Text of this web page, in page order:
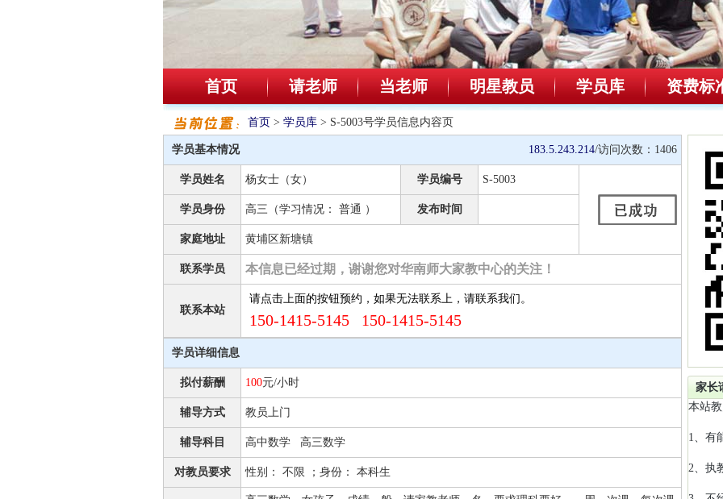
首页 请老师 当老师 明星教员 学员库 资费标
首页 > 学员库 > S-5003号学员信息内容页
学员基本情况 183.5.243.214/访问次数： 1406
学员姓名 杨女士（女） 学员编号 S-5003
学员身份 高三（学习情况： 普通 ） 发布时间
家庭地址 黄埔区新塘镇
联系学员 本信息已经过期，谢谢您对华南师大家教中心的关注！
联系本站
请点击上面的按钮预约，如果无法联系上，请联系我们。
150-1415-5145 150-1415-5145
学员详细信息
拟付薪酬 100元/小时
辅导方式 教员上门
辅导科目 高中数学 高三数学
对教员要求 性别： 不限 ；身份： 本科生
家长
本站
1、有
2、执